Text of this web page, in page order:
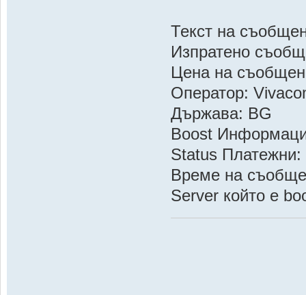
Текст на
Изпратено
Цена на
Оператор:
Държава: BG
Boost
Status Платежни:
Време на
Server който е